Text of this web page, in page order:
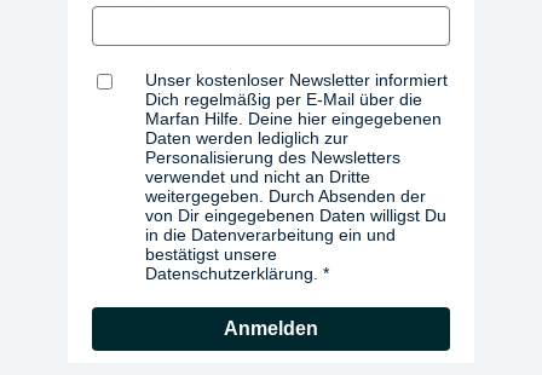
Unser kostenloser Newsletter informiert
Dich regelmäßig per E-Mail über die
Marfan Hilfe. Deine hier eingegebenen
Daten werden lediglich zur
Personalisierung des Newsletters
verwendet und nicht an Dritte
weitergegeben. Durch Absenden der
von Dir eingegebenen Daten willigst Du
in die Datenverarbeitung ein und
bestätigst unsere
Datenschutzerklärung.
Anmelden